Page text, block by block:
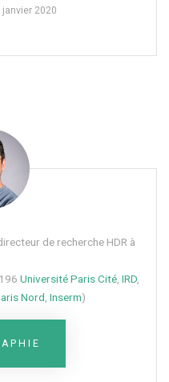
2020
de recherche HDR à
Université Paris Cité, IRD,
Nord Inserm)